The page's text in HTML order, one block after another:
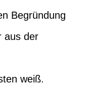
Begründung
aus der
weiß.